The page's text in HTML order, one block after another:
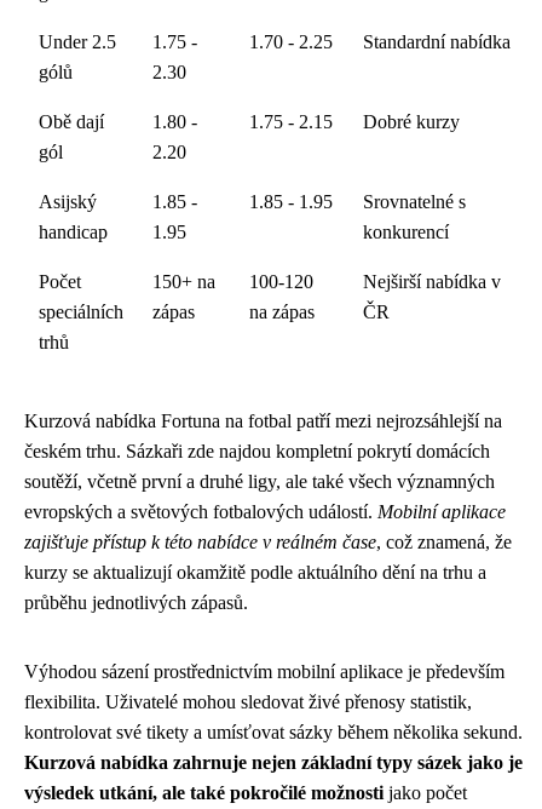
Under 2.5
gólů
1.75 -
2.30
1.70 - 2.25 Standardní nabídka
Obě dají
gól
1.80 -
2.20
1.75 - 2.15 Dobré kurzy
Asijský
handicap
1.85 -
1.95
1.85 - 1.95
Srovnatelné s
konkurencí
Počet
speciálních
trhů
150+ na
zápas
100-120
na zápas
Nejširší nabídka v
ČR
Kurzová nabídka Fortuna na fotbal patří mezi nejrozsáhlejší na
českém trhu. Sázkaři zde najdou kompletní pokrytí domácích
soutěží, včetně první a druhé ligy, ale také všech významných
evropských a světových fotbalových událostí. Mobilní aplikace
zajišťuje přístup k této nabídce v reálném čase, což znamená, že
kurzy se aktualizují okamžitě podle aktuálního dění na trhu a
průběhu jednotlivých zápasů.
Výhodou sázení prostřednictvím mobilní aplikace je především
flexibilita. Uživatelé mohou sledovat živé přenosy statistik,
kontrolovat své tikety a umísťovat sázky během několika sekund.
Kurzová nabídka zahrnuje nejen základní typy sázek jako je
výsledek utkání, ale také pokročilé možnosti jako počet